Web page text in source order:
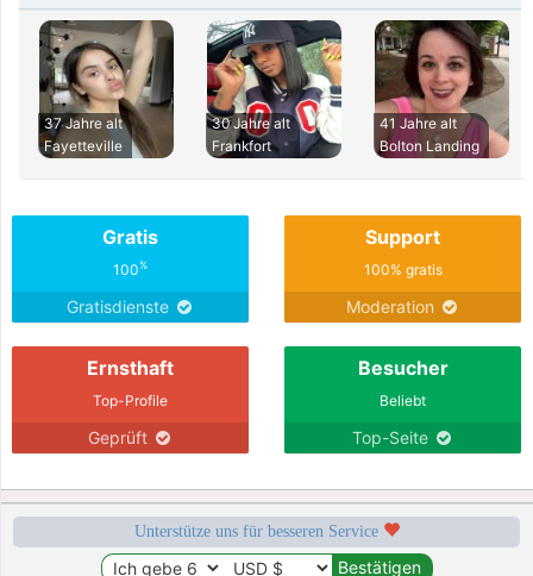
37 Jahre alt
Fayetteville
30 Jahre alt
Frankfort
41 Jahre alt
Bolton Landing
Gratis
100%
Gratisdienste
Support
100% gratis
Moderation
Ernsthaft
Top-Profile
Geprüft
Besucher
Beliebt
Top-Seite
Unterstütze uns für besseren Service